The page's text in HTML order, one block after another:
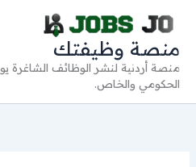
المحتوى
منصة وظيفتك
منصة أردنية لنشر الوظائف الشاغرة
الحكومي والخاص.